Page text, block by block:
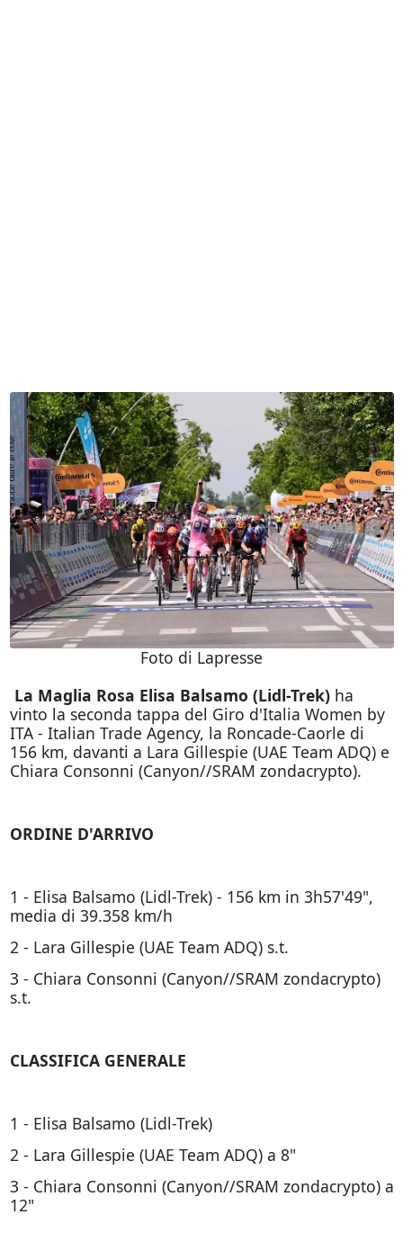
Foto di Lapresse
La Maglia Rosa Elisa Balsamo (Lidl-Trek)ha
vinto la seconda tappa del Giro d'Italia Women by
ITA - Italian Trade Agency, la Roncade-Caorle di
156 km, davanti a Lara Gillespie (UAE Team ADQ) e
Chiara Consonni (Canyon//SRAM zondacrypto).
ORDINE D'ARRIVO
1 - Elisa Balsamo (Lidl-Trek) - 156 km in 3h57'49",
media di 39.358 km/h
2 - Lara Gillespie (UAE Team ADQ) s.t.
3 - Chiara Consonni (Canyon//SRAM zondacrypto)
s.t.
CLASSIFICA GENERALE
1 - Elisa Balsamo (Lidl-Trek)
2 - Lara Gillespie (UAE Team ADQ) a 8"
3 - Chiara Consonni (Canyon//SRAM zondacrypto) a
12"